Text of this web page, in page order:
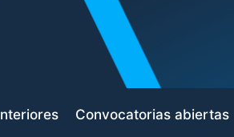
Convocatorias abiertas